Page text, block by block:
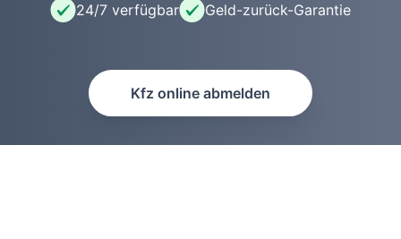
24/7 verfügbar Geld-zurück-Garantie
Kfz online abmelden